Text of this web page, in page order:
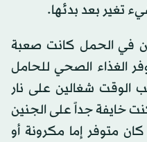
تغير بعد بدئها.
في الحمل كانت صعبة
الغذاء الصحي للحامل
الوقت شغالين على نار
خايفة جداً على الجنين
متوفر إما مكرونة أو